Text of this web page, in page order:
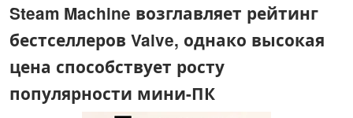
Steam Machine возглавляет рейтинг
бестселлеров Valve, однако высокая
цена способствует росту
популярности мини-ПК